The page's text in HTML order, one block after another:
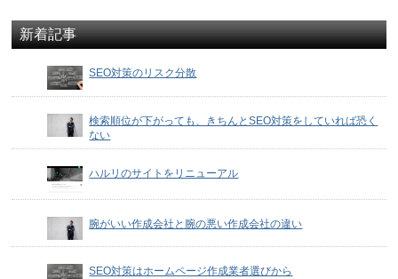
新着記事
SEO対策のリスク分散
検索順位が下がっても、きちんとSEO対策をしていれば恐く
ない
ハルリのサイトをリニューアル
腕がいい作成会社と腕の悪い作成会社の違い
SEO対策はホームページ作成業者選びから